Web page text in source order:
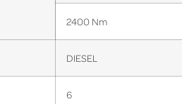
2400 Nm
DIESEL
6